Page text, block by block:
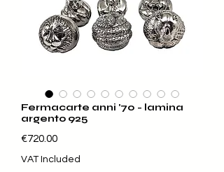
Fermacarte anni '70 - lamina
argento 925
€720.00Price
VAT Included